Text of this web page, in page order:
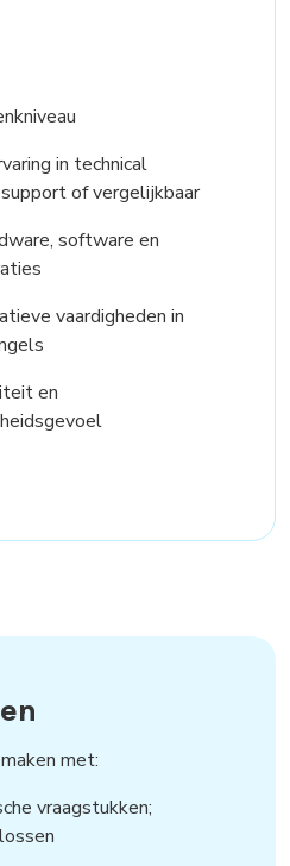
in technical
of vergelijkbaar
software en
vaardigheden in
en
met:
vraagstukken;